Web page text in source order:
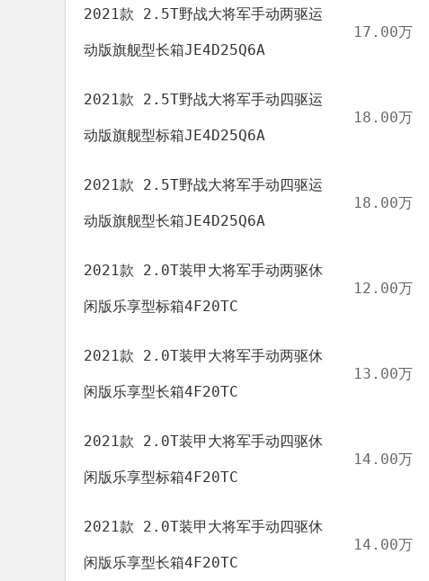
2021款 2.5T野战大将军手动两驱运
动版旗舰型长箱JE4D25Q6A
17.00万
2021款 2.5T野战大将军手动四驱运
动版旗舰型标箱JE4D25Q6A
18.00万
2021款 2.5T野战大将军手动四驱运
动版旗舰型长箱JE4D25Q6A
18.00万
2021款 2.0T装甲大将军手动两驱休
闲版乐享型标箱4F20TC
12.00万
2021款 2.0T装甲大将军手动两驱休
闲版乐享型长箱4F20TC
13.00万
2021款 2.0T装甲大将军手动四驱休
闲版乐享型标箱4F20TC
14.00万
2021款 2.0T装甲大将军手动四驱休
闲版乐享型长箱4F20TC
14.00万